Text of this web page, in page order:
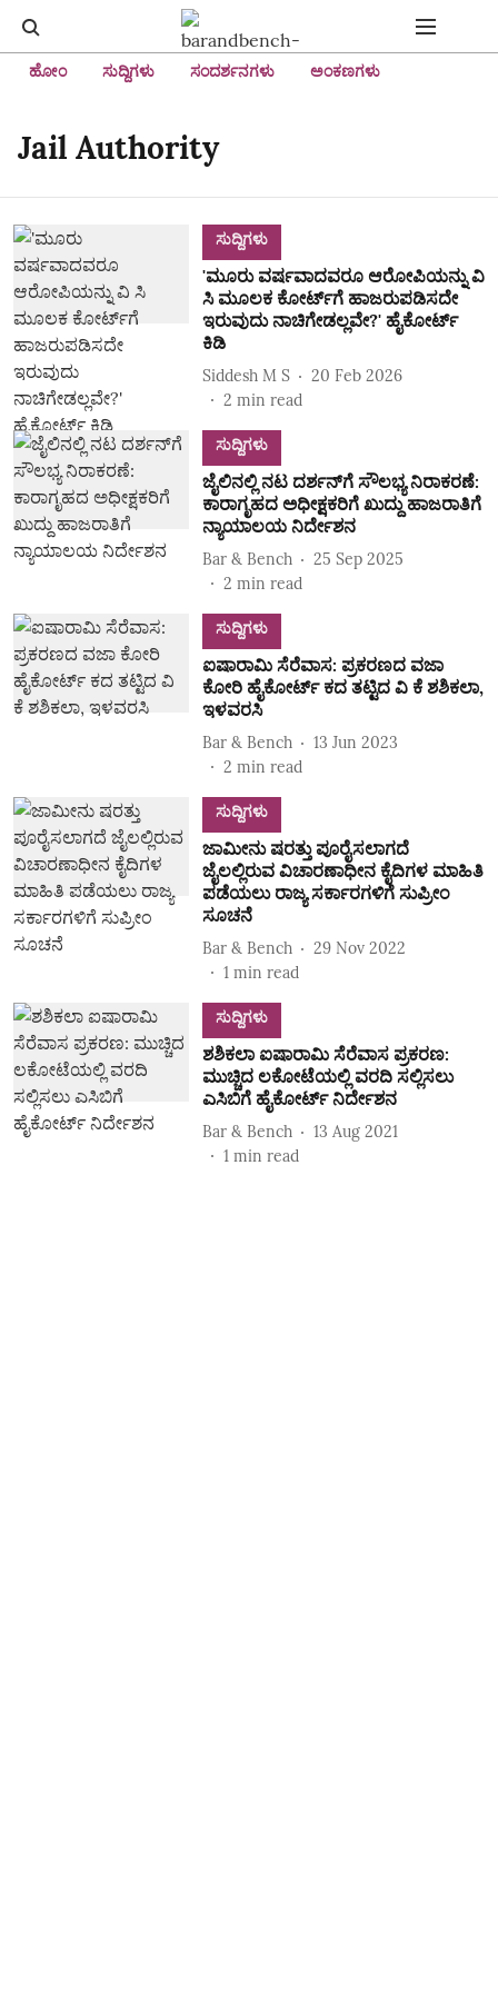
ಹೋಂ ಸುದ್ದಿಗಳು ಸಂದರ್ಶನಗಳು ಅಂಕಣಗಳು
Jail Authority
ಸುದ್ದಿಗಳು
'ಮೂರು ವರ್ಷವಾದವರೂ ಆರೋಪಿಯನ್ನು ವಿ
ಸಿ ಮೂಲಕ ಕೋರ್ಟ್‌ಗೆ ಹಾಜರುಪಡಿಸದೇ
ಇರುವುದು ನಾಚಿಗೇಡಲ್ಲವೇ?' ಹೈಕೋರ್ಟ್‌
ಕಿಡಿ
Siddesh M S
20 Feb 2026
2 min read
ಸುದ್ದಿಗಳು
ಜೈಲಿನಲ್ಲಿ ನಟ ದರ್ಶನ್‌ಗೆ ಸೌಲಭ್ಯ ನಿರಾಕರಣೆ:
ಕಾರಾಗೃಹದ ಅಧೀಕ್ಷಕರಿಗೆ ಖುದ್ದು ಹಾಜರಾತಿಗೆ
ನ್ಯಾಯಾಲಯ ನಿರ್ದೇಶನ
Bar & Bench
25 Sep 2025
2 min read
ಸುದ್ದಿಗಳು
ಐಷಾರಾಮಿ ಸೆರೆವಾಸ: ಪ್ರಕರಣದ ವಜಾ
ಕೋರಿ ಹೈಕೋರ್ಟ್‌ ಕದ ತಟ್ಟಿದ ವಿ ಕೆ ಶಶಿಕಲಾ,
ಇಳವರಸಿ
Bar & Bench
13 Jun 2023
2 min read
ಸುದ್ದಿಗಳು
ಜಾಮೀನು ಷರತ್ತು ಪೂರೈಸಲಾಗದೆ
ಜೈಲಲ್ಲಿರುವ ವಿಚಾರಣಾಧೀನ ಕೈದಿಗಳ ಮಾಹಿತಿ
ಪಡೆಯಲು ರಾಜ್ಯ ಸರ್ಕಾರಗಳಿಗೆ ಸುಪ್ರೀಂ
ಸೂಚನೆ
Bar & Bench
29 Nov 2022
1 min read
ಸುದ್ದಿಗಳು
ಶಶಿಕಲಾ ಐಷಾರಾಮಿ ಸೆರೆವಾಸ ಪ್ರಕರಣ:
ಮುಚ್ಚಿದ ಲಕೋಟೆಯಲ್ಲಿ ವರದಿ ಸಲ್ಲಿಸಲು
ಎಸಿಬಿಗೆ ಹೈಕೋರ್ಟ್‌ ನಿರ್ದೇಶನ
Bar & Bench
13 Aug 2021
1 min read